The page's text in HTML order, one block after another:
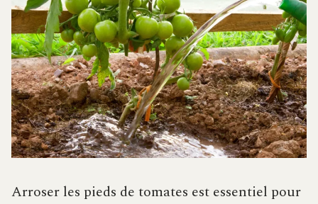
Arroser les pieds de tomates est essentiel pour